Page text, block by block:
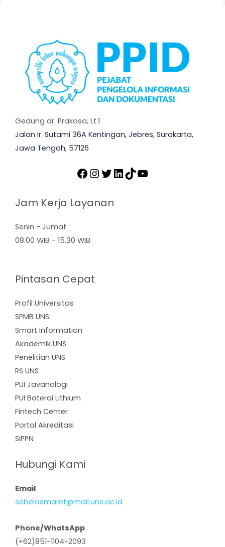
Gedung dr. Prakosa, Lt.1
Jalan Ir. Sutami 36A Kentingan, Jebres, Surakarta,
Jawa Tengah, 57126
Jam Kerja Layanan
Senin - Jumat
08.00 WIB - 15.30 WIB
Pintasan Cepat
Profil Universitas
SPMB UNS
Smart Information
Akademik UNS
Penelitian UNS
RS UNS
PUI Javanologi
PUI Baterai Lithium
Fintech Center
Portal Akreditasi
SIPPN
Hubungi Kami
Email
sebelasmaret@mail.uns.ac.id
Phone/WhatsApp
(+62)851-1104-2093